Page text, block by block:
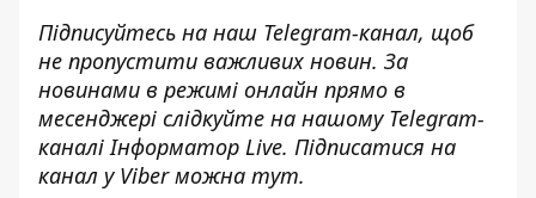
Підписуйтесь на наш Telegram-канал, щоб
не пропустити важливих новин. За
новинами в режимі онлайн прямо в
месенджері слідкуйте на нашому Telegram-
каналі Інформатор Live. Підписатися на
канал у Viber можна тут.